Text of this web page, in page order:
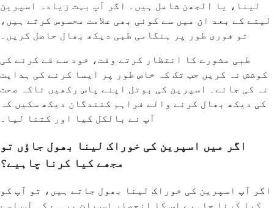
لینا، یا الجھن شامل ہیں۔ اگر آپ بہت زیادہ اسپرین
لینے کے بعد ان میں سے کوئی بھی علامت محسوس کرتے ہیں،
تو فوری طور پر ہنگامی طبی دیکھ بھال حاصل کریں۔
طبی مشورے کا انتظار کرتے وقت، خود سے قے کرنے کی
کوشش نہ کریں جب تک کہ خاص طور پر ایسا کرنے کی ہدایت
نہ کی جائے۔ اسپرین کی بوتل اپنے پاس رکھیں تاکہ صحت
کی دیکھ بھال کرنے والے فراہم کنندگان دیکھ سکیں کہ
آپ نے بالکل کیا اور کتنا لیا۔
اگر میں اسپرین کی خوراک لینا بھول جاؤں تو
مجھے کیا کرنا چاہیے؟
اگر آپ اسپرین کی خوراک لینا بھول جاتے ہیں، تو آپ کو
کیا کرنا چاہیے اس کا انحصار اس بات پر ہے کہ آپ اسے